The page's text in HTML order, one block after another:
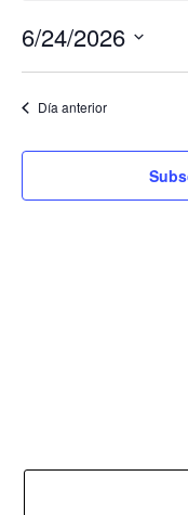
6/24/2026
Seleccionar
Día anterior